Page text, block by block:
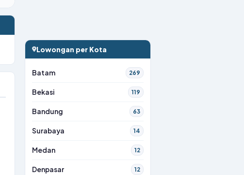
Lowongan per Kota
Batam 269
Bekasi 119
Bandung 63
Surabaya 14
Medan 12
Denpasar 12